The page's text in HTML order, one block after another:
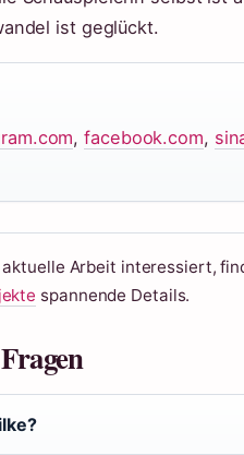
ist geglückt.
,facebook.com,
aktuelle Arbeit interessiert,
spannende Details.